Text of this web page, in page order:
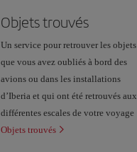
Objets trouvés
Un service pour retrouver les objets
que vous avez oubliés à bord des
avions ou dans les installations
d’Iberia et qui ont été retrouvés aux
différentes escales de votre voyage
Objets trouvés